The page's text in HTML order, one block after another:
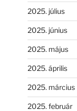
2025. július
2025. június
2025. május
2025. április
2025. március
2025. február